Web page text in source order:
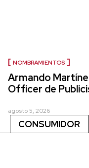
NOMBRAMIENTOS
Armando
Officer de
agosto 5, 2026
CONSUMIDOR